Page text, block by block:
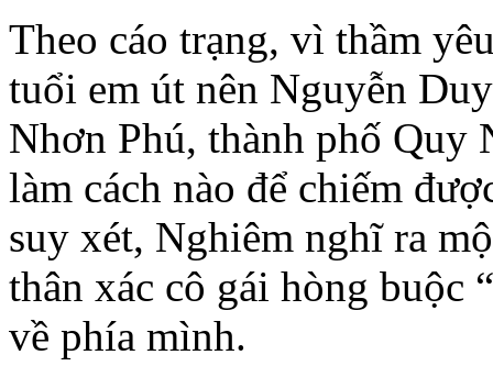
Theo cáo trạng, vì thầm
tuổi em út nên Nguyễn
Nhơn Phú, thành phố
làm cách nào để chiếm
suy xét, Nghiêm nghĩ ra
thân xác cô gái hòng buộc
về phía mình.